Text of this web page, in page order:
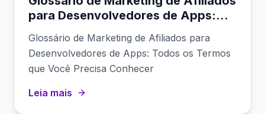
para Desenvolvedores de Apps:
Todos os Termos que Você Precisa
Conhecer
Glossário de Marketing de Afiliados para
Desenvolvedores de Apps: Todos os Termos
que Você Precisa Conhecer
Leia mais